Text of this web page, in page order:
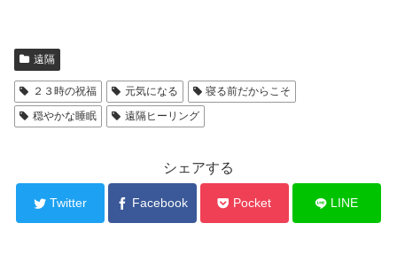
遠隔
２３時の祝福 元気になる
寝る前だからこそ
穏やかな睡眠
遠隔ヒーリング
シェアする
Twitter Facebook Pocket LINE